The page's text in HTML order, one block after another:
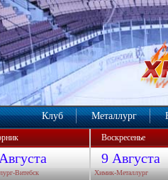
Клуб Металлург
Воскресенье
9 Августа
Витебск Химик-Металлург